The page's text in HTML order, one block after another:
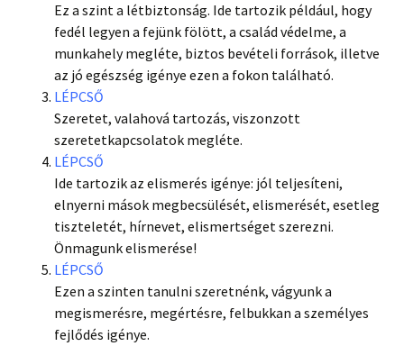
Ez a szint a létbiztonság. Ide tartozik például, hogy
fedél legyen a fejünk fölött, a család védelme, a
munkahely megléte, biztos bevételi források, illetve
az jó egészség igénye ezen a fokon található.
LÉPCSŐ
Szeretet, valahová tartozás, viszonzott
szeretetkapcsolatok megléte.
LÉPCSŐ
Ide tartozik az elismerés igénye: jól teljesíteni,
elnyerni mások megbecsülését, elismerését, esetleg
tiszteletét, hírnevet, elismertséget szerezni.
Önmagunk elismerése!
LÉPCSŐ
Ezen a szinten tanulni szeretnénk, vágyunk a
megismerésre, megértésre, felbukkan a személyes
fejlődés igénye.